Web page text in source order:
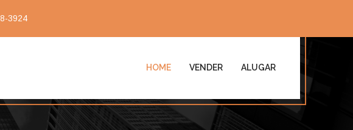
3924
HOME VENDER ALUGAR